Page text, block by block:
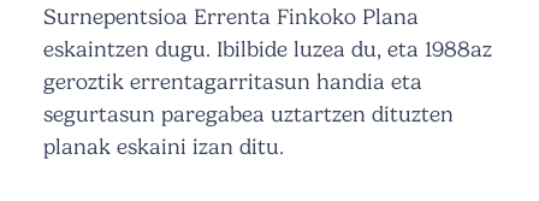
Surnepentsioa Errenta Finkoko Plana
eskaintzen dugu. Ibilbide luzea du, eta 1988az
geroztik errentagarritasun handia eta
segurtasun paregabea uztartzen dituzten
planak eskaini izan ditu.